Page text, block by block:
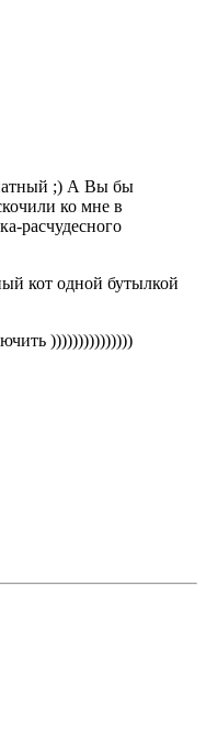
;) А Вы бы
ко мне в
расчудесного
кот одной бутылкой
)))))))))))))))